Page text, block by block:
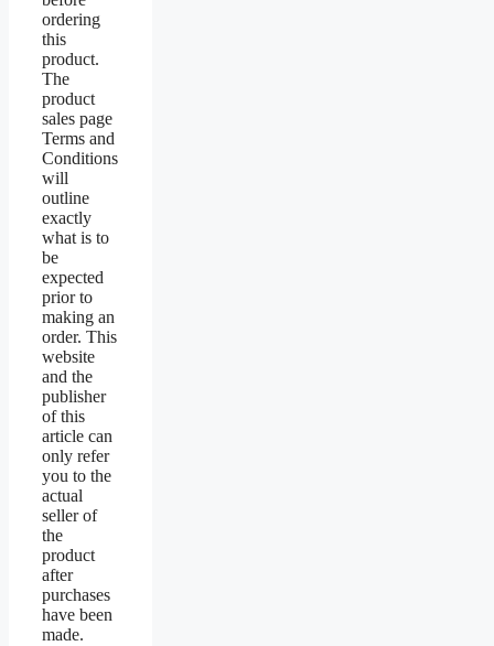
ordering
this
product.
The
product
sales page
Terms and
Conditions
will
outline
exactly
what is to
be
expected
prior to
making an
order. This
website
and the
publisher
of this
article can
only refer
you to the
actual
seller of
the
product
after
purchases
have been
made.